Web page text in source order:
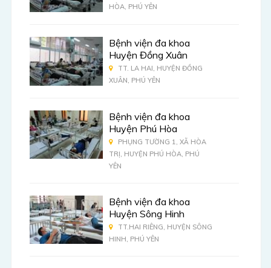
HÒA, PHÚ YÊN
Bệnh viện đa khoa
Huyện Đồng Xuân
TT. LA HAI, HUYỆN ĐỒNG
XUÂN, PHÚ YÊN
Bệnh viện đa khoa
Huyện Phú Hòa
PHỤNG TƯỜNG 1, XÃ HÒA
TRỊ, HUYỆN PHÚ HÒA, PHÚ
YÊN
Bệnh viện đa khoa
Huyện Sông Hinh
TT.HAI RIÊNG, HUYỆN SÔNG
HINH, PHÚ YÊN